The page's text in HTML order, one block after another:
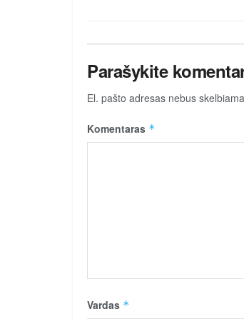
Parašykite
El. pašto adresas nebus
Komentaras *
Vardas *